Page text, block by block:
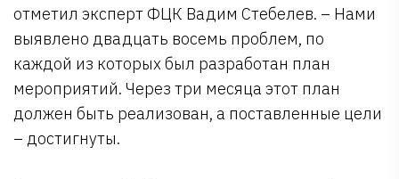
отметил эксперт ФЦК Вадим Стебелев. – Нами
выявлено двадцать восемь проблем, по
каждой из которых был разработан план
мероприятий. Через три месяца этот план
должен быть реализован, а поставленные цели
– достигнуты.